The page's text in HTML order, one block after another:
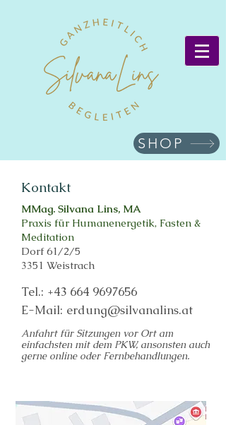
SHOP
Kontakt
MMag. Silvana Lins, MA
Praxis für Humanenergetik, Fasten &
Meditation
Dorf 61/2/5
3351 Weistrach
Anfahrt für Sitzungen vor Ort am
einfachsten mit dem PKW, ansonsten auch
gerne online oder Fernbehandlungen.
Tel.: +43 664 9697656
E-Mail: erdung@silvanalins.at